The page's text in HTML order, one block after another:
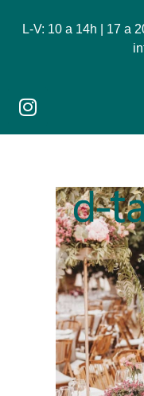
L-V: 10 a 14h | 17 a
Dtallo - Tienda online de flores